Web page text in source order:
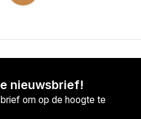
nieuwsbrief!
om op de hoogte te